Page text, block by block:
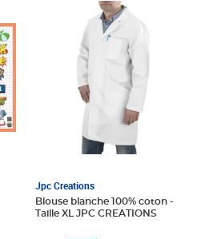
Jpc Creations
Blouse blanche 100% coton -
Taille XL JPC CREATIONS
Prix barré 38,79€